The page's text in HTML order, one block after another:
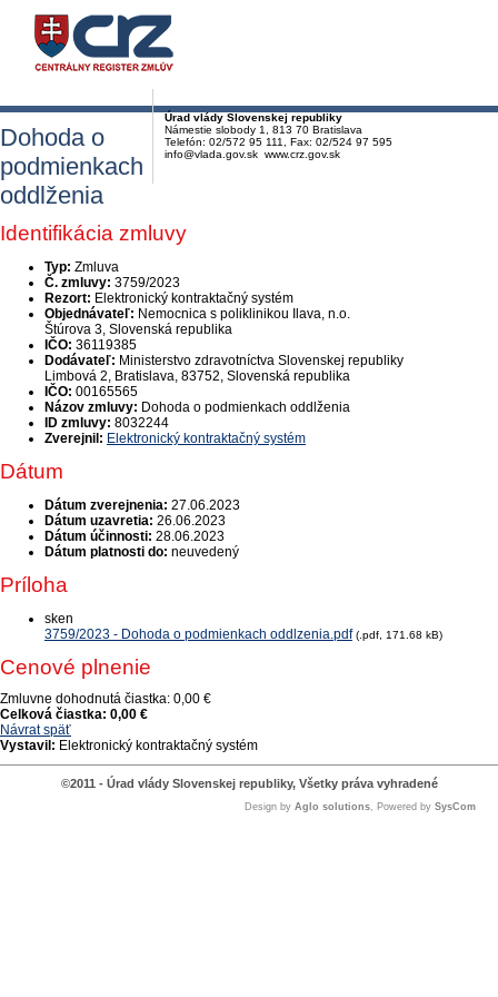
Úrad vlády Slovenskej republiky
Námestie slobody 1, 813 70 Bratislava
Telefón: 02/572 95 111, Fax: 02/524 97 595
info@vlada.gov.sk www.crz.gov.sk
Dohoda o
podmienkach
oddlženia
Identifikácia zmluvy
Typ: Zmluva
Č. zmluvy: 3759/2023
Rezort: Elektronický kontraktačný systém
Objednávateľ: Nemocnica s poliklinikou Ilava, n.o.
Štúrova 3, Slovenská republika
IČO: 36119385
Dodávateľ: Ministerstvo zdravotníctva Slovenskej republiky
Limbová 2, Bratislava, 83752, Slovenská republika
IČO: 00165565
Názov zmluvy: Dohoda o podmienkach oddlženia
ID zmluvy: 8032244
Zverejnil: Elektronický kontraktačný systém
Dátum
Dátum zverejnenia: 27.06.2023
Dátum uzavretia: 26.06.2023
Dátum účinnosti: 28.06.2023
Dátum platnosti do: neuvedený
Príloha
sken
3759/2023 - Dohoda o podmienkach oddlzenia.pdf (.pdf, 171.68 kB)
Cenové plnenie
Zmluvne dohodnutá čiastka: 0,00 €
Celková čiastka: 0,00 €
Návrat späť
Vystavil: Elektronický kontraktačný systém
©2011 - Úrad vlády Slovenskej republiky, Všetky práva vyhradené
Design by Aglo solutions, Powered by SysCom